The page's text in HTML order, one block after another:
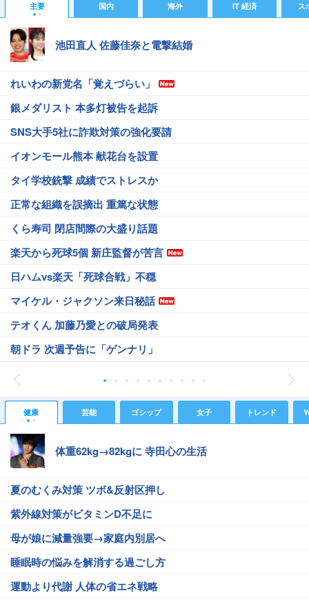
主要 国内 海外 IT 経済 ス
池田直人 佐藤佳奈と電撃結婚
れいわの新党名「覚えづらい」
銀メダリスト 本多灯被告を起訴
SNS大手5社に詐欺対策の強化要請
イオンモール熊本 献花台を設置
タイ学校銃撃 成績でストレスか
正常な組織を誤摘出 重篤な状態
くら寿司 閉店間際の大盛り話題
楽天から死球5個 新庄監督が苦言
日ハムvs楽天「死球合戦」不穏
マイケル・ジャクソン来日秘話
テオくん 加藤乃愛との破局発表
朝ドラ 次週予告に「ゲンナリ」
健康 芸能 ゴシップ 女子 トレンド
体重62kg→82kgに 寺田心の生活
夏のむくみ対策 ツボ&反射区押し
紫外線対策がビタミンD不足に
母が娘に減量強要→家庭内別居へ
睡眠時の悩みを解消する過ごし方
運動より代謝 人体の省エネ戦略